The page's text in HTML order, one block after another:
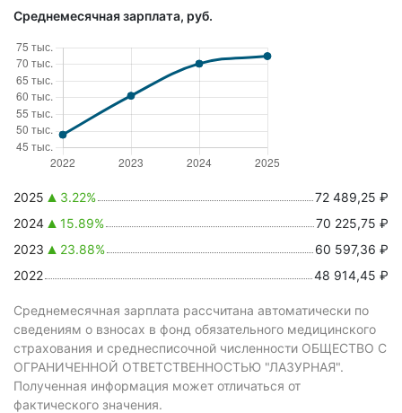
Среднемесячная зарплата, руб.
2025 3.22%
72 489,25 ₽
2024
15.89%
70 225,75 ₽
2023
23.88%
60 597,36 ₽
2022
48 914,45 ₽
Среднемесячная зарплата рассчитана автоматически по
сведениям о взносах в фонд обязательного медицинского
страхования и среднесписочной численности ОБЩЕСТВО С
ОГРАНИЧЕННОЙ ОТВЕТСТВЕННОСТЬЮ "ЛАЗУРНАЯ".
Полученная информация может отличаться от
фактического значения.